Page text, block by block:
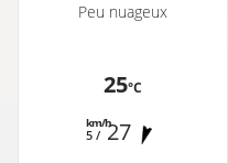
Peu nuageux
25°C
5 /
km/h27